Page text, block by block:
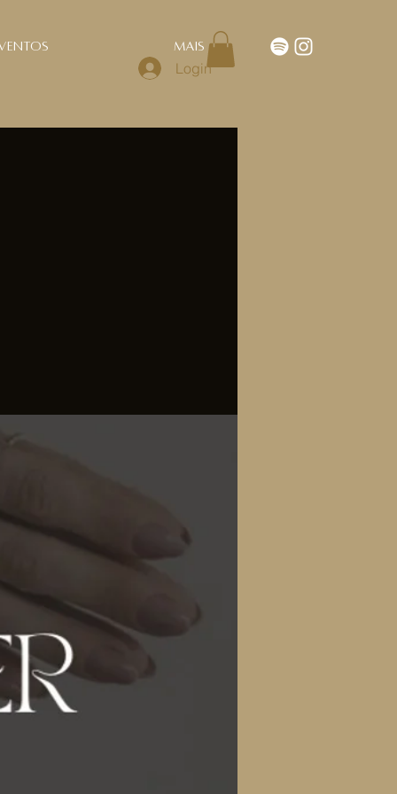
Mais
Login